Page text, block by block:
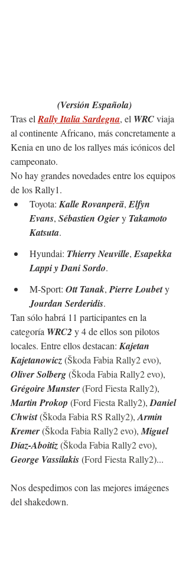
(Versión Española)
Tras el Rally Italia Sardegna, el WRC viaja
al continente Africano, más concretamente a
Kenia en uno de los rallyes más icónicos del
campeonato.
No hay grandes novedades entre los equipos
de los Rally1.
Toyota: Kalle Rovanperä, Elfyn
Evans, Sébastien Ogier y Takamoto
Katsuta.
Hyundai: Thierry Neuville, Esapekka
Lappi y Dani Sordo.
M-Sport: Ott Tanak, Pierre Loubet y
Jourdan Serderidis.
Tan sólo habrá 11 participantes en la
categoría WRC2 y 4 de ellos son pilotos
locales. Entre ellos destacan: Kajetan
Kajetanowicz (Škoda Fabia Rally2 evo),
Oliver Solberg (Škoda Fabia Rally2 evo),
Grégoire Munster (Ford Fiesta Rally2),
Martin Prokop (Ford Fiesta Rally2), Daniel
Chwist (Škoda Fabia RS Rally2), Armin
Kremer (Škoda Fabia Rally2 evo), Miguel
Díaz-Aboitiz (Škoda Fabia Rally2 evo),
George Vassilakis (Ford Fiesta Rally2)...
Nos despedimos con las mejores imágenes
del shakedown.